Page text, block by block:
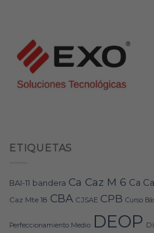
ETIQUETAS
BAI-11 bandera Ca Caz M 6 Ca
Caz Mte 18 CBA CJSAE CPB Curso
Perfeccionamiento Medio DEOP